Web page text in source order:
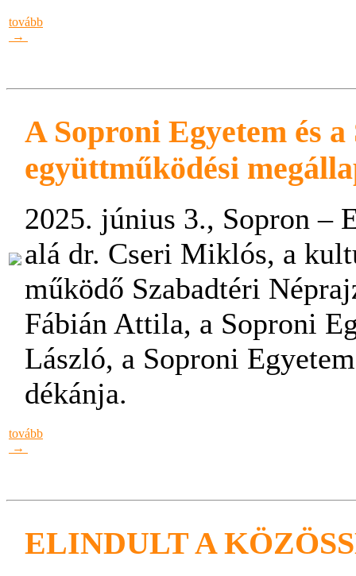
tovább
→
A Soproni Egyetem és
együttműködési
2025. június 3., Sopron –
alá dr. Cseri Miklós, a
működő Szabadtéri
Fábián Attila, a Soproni
László, a Soproni
dékánja.
tovább
→
ELINDULT A